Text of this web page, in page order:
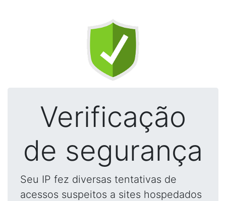
Verificação
de segurança
Seu IP fez diversas tentativas de
acessos suspeitos a sites hospedados